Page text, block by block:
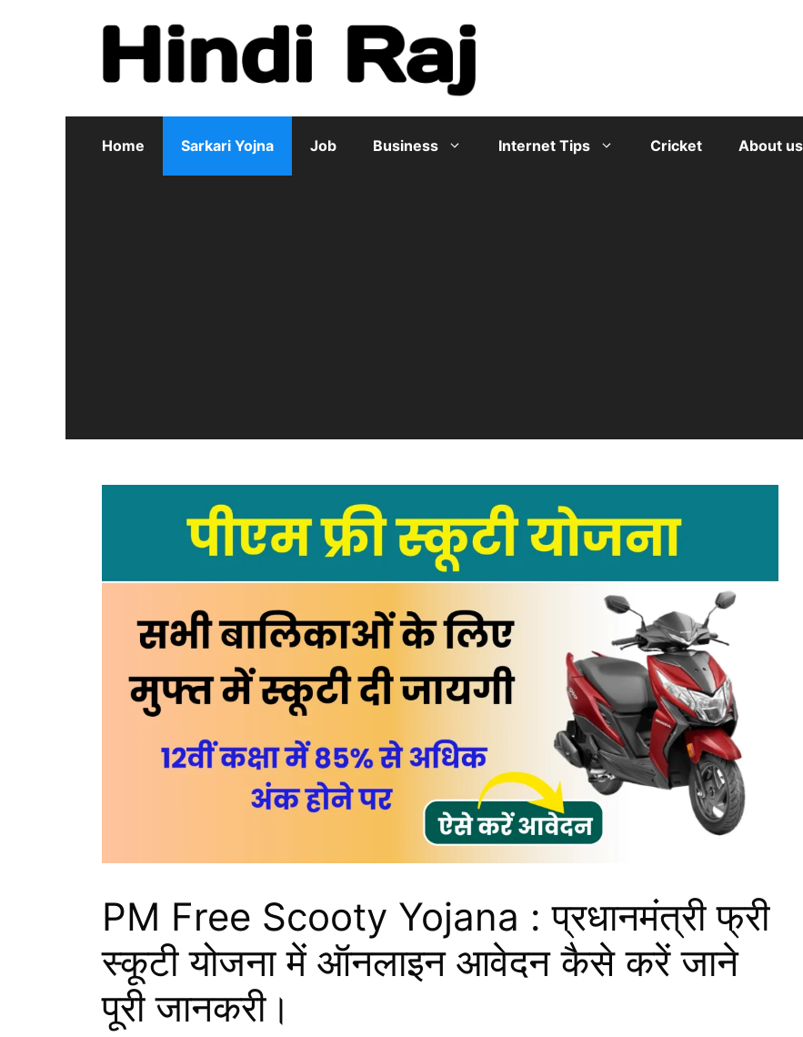
Home Sarkari Yojna Job Business Internet Tips Cricket About us
PM Free Scooty Yojana : प्रधानमंत्री फ्री
स्कूटी योजना में ऑनलाइन आवेदन कैसे करें जाने
पूरी जानकरी।